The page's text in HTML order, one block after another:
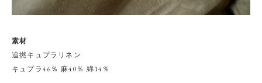
素材
追撚キュプラリネン
キュプラ46％ 麻40％ 綿14％